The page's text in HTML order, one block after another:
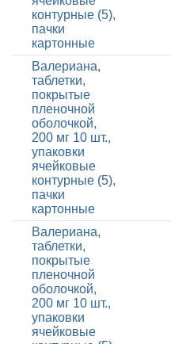
контурные (5),
пачки
картонные
Валериана,
таблетки,
покрытые
пленочной
оболочкой,
200 мг 10 шт.,
упаковки
ячейковые
контурные (5),
пачки
картонные
Валериана,
таблетки,
покрытые
пленочной
оболочкой,
200 мг 10 шт.,
упаковки
ячейковые